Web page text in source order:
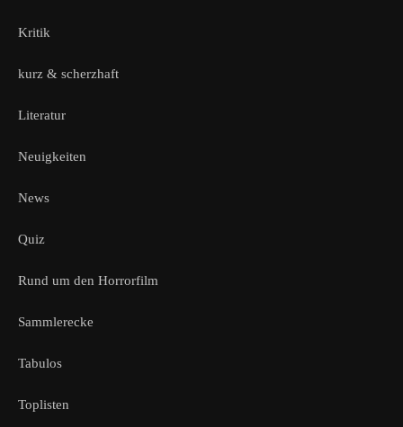
Kritik
kurz & scherzhaft
Literatur
Neuigkeiten
News
Quiz
Rund um den Horrorfilm
Sammlerecke
Tabulos
Toplisten